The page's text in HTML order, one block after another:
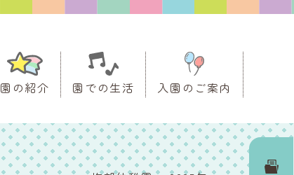
園の紹介 園での生活 入園のご案内